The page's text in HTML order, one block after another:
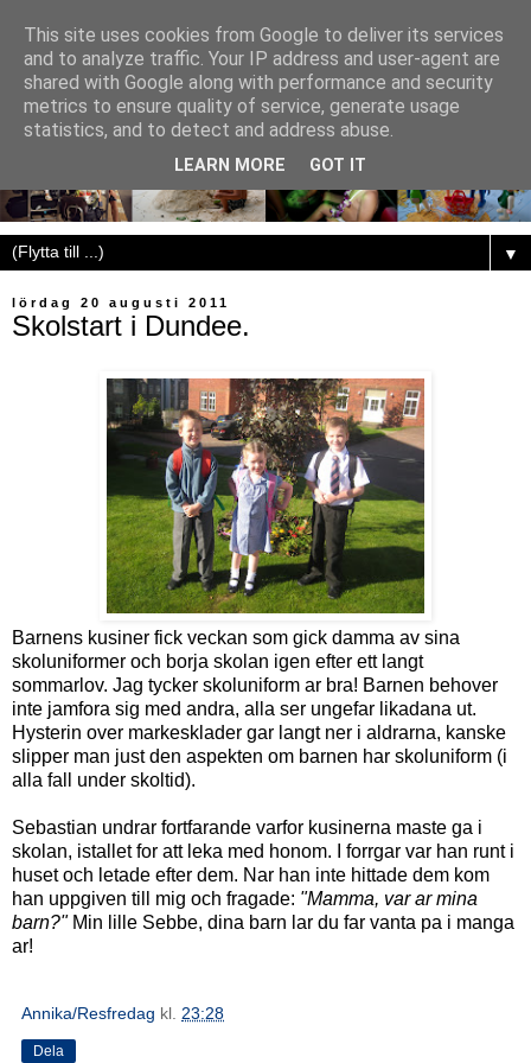
▼
lördag 20 augusti 2011
Skolstart i Dundee.
Barnens kusiner fick veckan som gick damma av sina
skoluniformer och borja skolan igen efter ett langt
sommarlov. Jag tycker skoluniform ar bra! Barnen behover
inte jamfora sig med andra, alla ser ungefar likadana ut.
Hysterin over markesklader gar langt ner i aldrarna, kanske
slipper man just den aspekten om barnen har skoluniform (i
alla fall under skoltid).
Sebastian undrar fortfarande varfor kusinerna maste ga i
skolan, istallet for att leka med honom. I forrgar var han runt i
huset och letade efter dem. Nar han inte hittade dem kom
han uppgiven till mig och fragade: "Mamma, var ar mina
barn?"Min lille Sebbe, dina barn lar du far vanta pa i manga
ar!
Annika/Resfredag kl. 23:28
Dela
This site uses cookies from Google to deliver its services
and to analyze traffic. Your IP address and user-agent are
shared with Google along with performance and security
metrics to ensure quality of service, generate usage
statistics, and to detect and address abuse.
LEARN MORE GOT IT